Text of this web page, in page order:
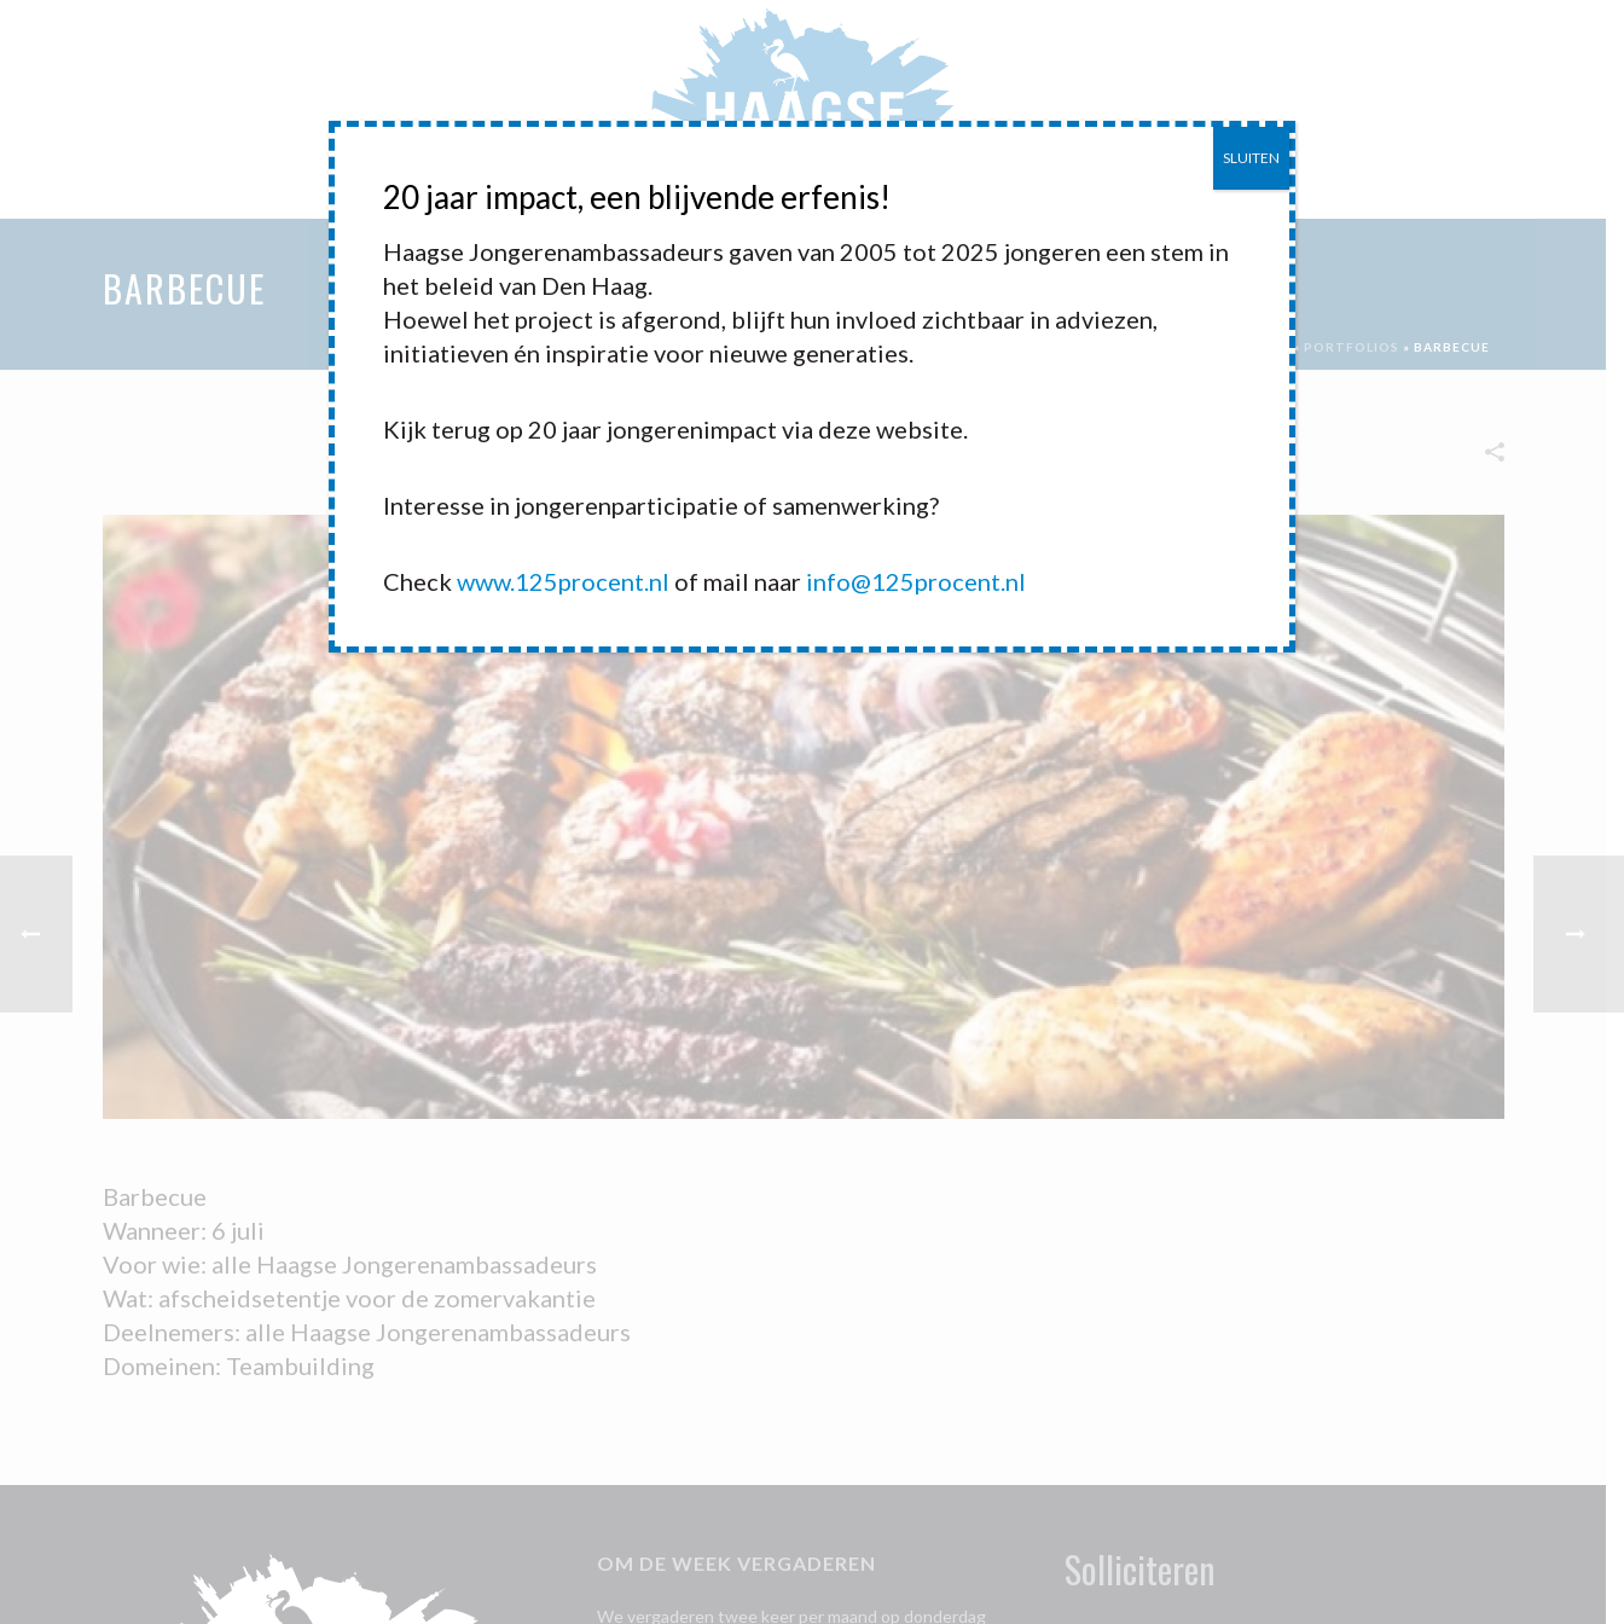
HOME HAAGSE JONGERENAMBASSADEURS ADVIEZEN CONTACT
BARBECUE
» PORTFOLIOS » BARBECUE
Barbecue
Wanneer: 6 juli
Voor wie: alle Haagse Jongerenambassadeurs
Wat: afscheidsetentje voor de zomervakantie
Deelnemers: alle Haagse Jongerenambassadeurs
Domeinen: Teambuilding
OM DE WEEK VERGADEREN
We vergaderen twee keer per maand op donderdag
Solliciteren
20 jaar impact, een blijvende erfenis!
Haagse Jongerenambassadeurs gaven van 2005 tot 2025 jongeren een stem in
het beleid van Den Haag.
Hoewel het project is afgerond, blijft hun invloed zichtbaar in adviezen,
initiatieven én inspiratie voor nieuwe generaties.
Kijk terug op 20 jaar jongerenimpact via deze website.
Interesse in jongerenparticipatie of samenwerking?
Check www.125procent.nl of mail naar info@125procent.nl
SLUITEN